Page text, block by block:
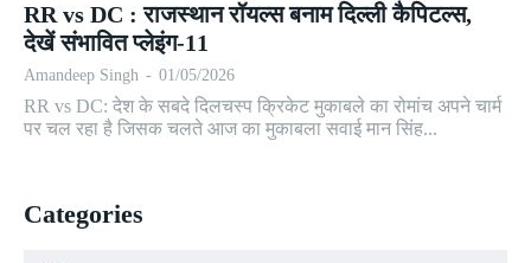
RR vs DC : राजस्थान रॉयल्स बनाम दिल्ली कैपिटल्स,
देखें संभावित प्लेइंग-11
Amandeep Singh - 01/05/2026
RR vs DC: देश के सबदे दिलचस्प क्रिकेट मुकाबले का रोमांच अपने चार्म
पर चल रहा है जिसक चलते आज का मुकाबला सवाई मान सिंह...
Categories